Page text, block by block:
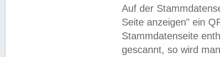
Auf der
Seite anzeigen" ein
Stammdatenseite
gescannt, so wird